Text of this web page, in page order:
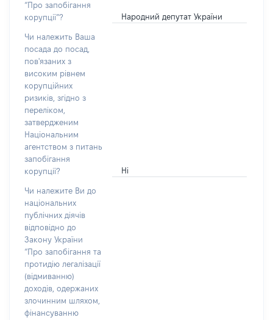
“Про запобігання
корупції”?
Народний депутат України
Чи належить Ваша
посада до посад,
пов'язаних з
високим рівнем
корупційних
ризиків, згідно з
переліком,
затвердженим
Національним
агентством з питань
запобігання
корупції?
Ні
Чи належите Ви до
національних
публічних діячів
відповідно до
Закону України
“Про запобігання та
протидію легалізації
(відмиванню)
доходів, одержаних
злочинним шляхом,
фінансуванню